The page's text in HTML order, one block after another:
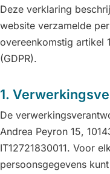
Deze verklaring
website verzamelde
overeenkomstig artikel
(GDPR).
1.
De
Andrea Peyron 15,
IT12721830011. Voor
persoonsgegevens